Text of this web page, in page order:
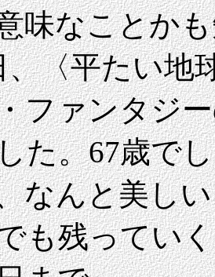
味なことか
、〈平たい地
ファンタジ
た。67歳で
なんと美し
も残ってい